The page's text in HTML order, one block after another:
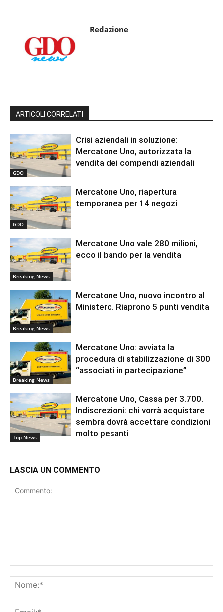
Redazione
ARTICOLI CORRELATI
GDO
Crisi aziendali in soluzione:
Mercatone Uno, autorizzata la
vendita dei compendi aziendali
GDO
Mercatone Uno, riapertura
temporanea per 14 negozi
Breaking News
Mercatone Uno vale 280 milioni,
ecco il bando per la vendita
Breaking News
Mercatone Uno, nuovo incontro al
Ministero. Riaprono 5 punti vendita
Breaking News
Mercatone Uno: avviata la
procedura di stabilizzazione di 300
“associati in partecipazione”
Top News
Mercatone Uno, Cassa per 3.700.
Indiscrezioni: chi vorrà acquistare
sembra dovrà accettare condizioni
molto pesanti
LASCIA UN COMMENTO